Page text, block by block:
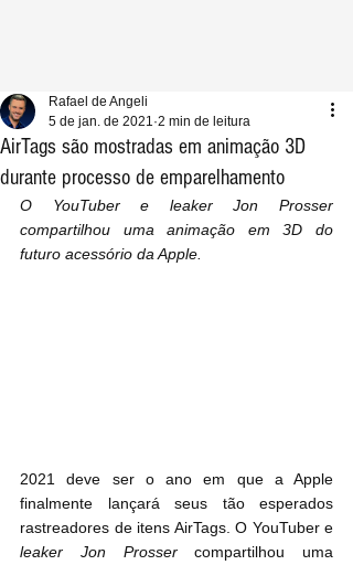
AirTags são mostradas em animação 3D
durante processo de emparelhamento
Rafael de Angeli
5 de jan. de 2021 2 min de leitura
O YouTuber e leaker Jon Prosser
compartilhou uma animação em 3D do
futuro acessório da Apple.
2021 deve ser o ano em que a Apple
finalmente lançará seus tão esperados
leaker Jon Prosser compartilhou uma